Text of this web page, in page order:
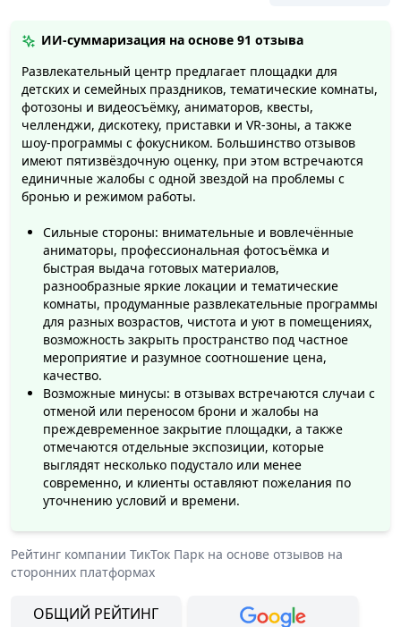
ИИ-суммаризация на основе 91 отзыва
Развлекательный центр предлагает площадки для
детских и семейных праздников, тематические комнаты,
фотозоны и видеосъёмку, аниматоров, квесты,
челленджи, дискотеку, приставки и VR-зоны, а также
шоу-программы с фокусником. Большинство отзывов
имеют пятизвёздочную оценку, при этом встречаются
единичные жалобы с одной звездой на проблемы с
бронью и режимом работы.
Сильные стороны: внимательные и вовлечённые
аниматоры, профессиональная фотосъёмка и
быстрая выдача готовых материалов,
разнообразные яркие локации и тематические
комнаты, продуманные развлекательные программы
для разных возрастов, чистота и уют в помещениях,
возможность закрыть пространство под частное
мероприятие и разумное соотношение цена,
качество.
Возможные минусы: в отзывах встречаются случаи с
отменой или переносом брони и жалобы на
преждевременное закрытие площадки, а также
отмечаются отдельные экспозиции, которые
выглядят несколько подустало или менее
современно, и клиенты оставляют пожелания по
уточнению условий и времени.
Рейтинг компании ТикТок Парк на основе отзывов на
сторонних платформах
ОБЩИЙ РЕЙТИНГ